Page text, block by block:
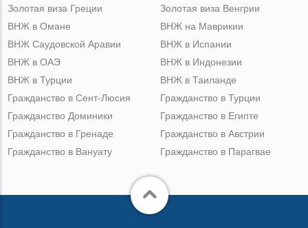
Золотая виза Греции
Золотая виза Венгрии
ВНЖ в Омане
ВНЖ Саудовской Аравии
ВНЖ в ОАЭ
ВНЖ в Турции
ВНЖ на Маврикии
ВНЖ в Испании
ВНЖ в Индонезии
ВНЖ в Таиланде
Гражданство в Сент-Люсия
Гражданство Доминики
Гражданство в Гренаде
Гражданство в Вануату
Гражданство в Турции
Гражданство в Египте
Гражданство в Австрии
Гражданство в Парагвае